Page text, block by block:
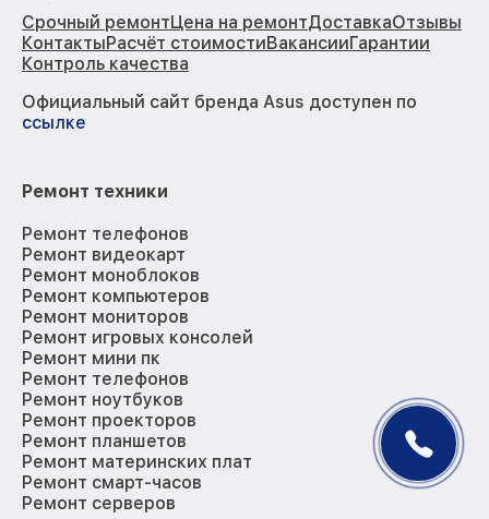
Срочный ремонтЦена на ремонтДоставкаОтзывы
КонтактыРасчёт стоимостиВакансииГарантии
Контроль качества
Официальный сайт бренда Asus доступен по
ссылке
Ремонт техники
Ремонт телефонов
Ремонт видеокарт
Ремонт моноблоков
Ремонт компьютеров
Ремонт мониторов
Ремонт игровых консолей
Ремонт мини пк
Ремонт телефонов
Ремонт ноутбуков
Ремонт проекторов
Ремонт планшетов
Ремонт материнских плат
Ремонт смарт-часов
Ремонт серверов